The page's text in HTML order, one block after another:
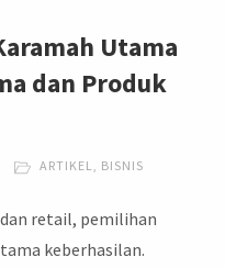
Utama
dan Produk
ARTIKEL, BISNIS
retail, pemilihan
keberhasilan.